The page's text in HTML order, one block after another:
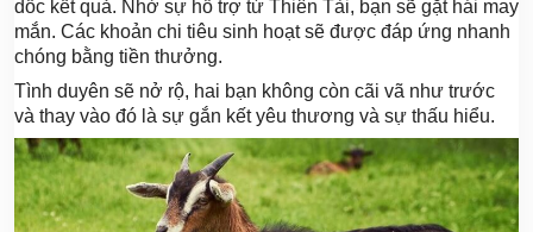
dốc kết quả. Nhờ sự hỗ trợ từ Thiên Tài, bạn sẽ gặt hái may
mắn. Các khoản chi tiêu sinh hoạt sẽ được đáp ứng nhanh
chóng bằng tiền thưởng.
Tình duyên sẽ nở rộ, hai bạn không còn cãi vã như trước
và thay vào đó là sự gắn kết yêu thương và sự thấu hiểu.